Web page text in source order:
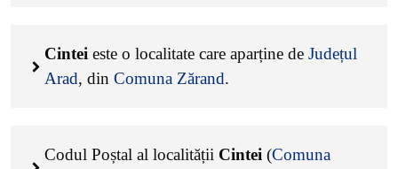
Cintei este o localitate care aparține de Județul
Arad, din Comuna Zărand.
Codul Poștal al localității Cintei (Comuna